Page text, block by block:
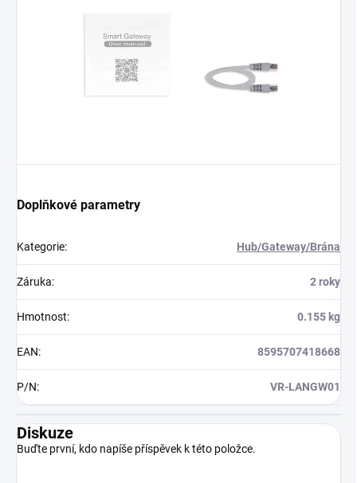
Doplňkové parametry
Kategorie: Hub/Gateway/Brána
Záruka: 2 roky
Hmotnost: 0.155 kg
EAN: 8595707418668
P/N: VR-LANGW01
Diskuze
Buďte první, kdo napíše příspěvek k této položce.